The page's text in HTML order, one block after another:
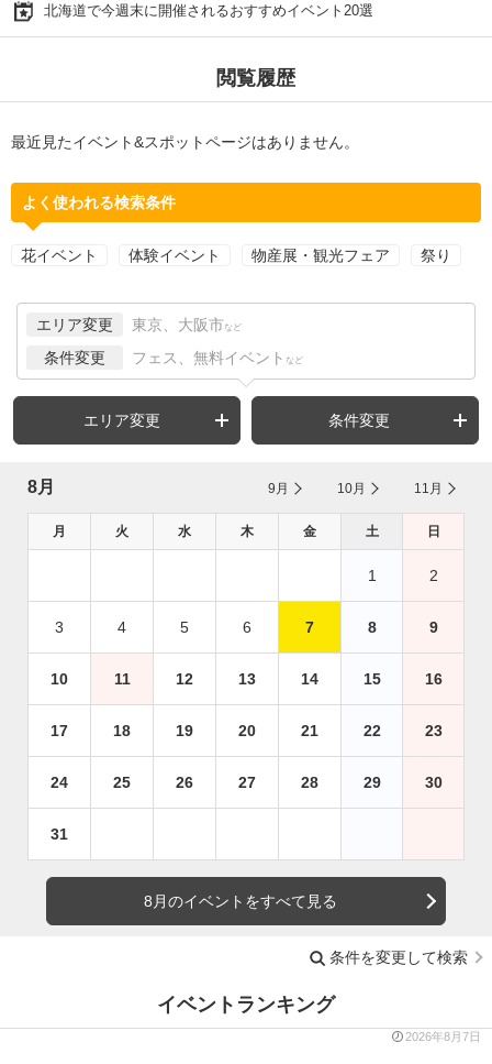
北海道で今週末に開催されるおすすめイベント20選
閲覧履歴
最近見たイベント&スポットページはありません。
よく使われる検索条件
花イベント 体験イベント 物産展・観光フェア 祭り
エリア変更 東京、大阪市 など
条件変更 フェス、無料イベント など
エリア変更 条件変更
8月 9月 10月 11月
月 火 水 木 金 土 日
1 2
3 4 5 6 7 8 9
10 11 12 13 14 15 16
17 18 19 20 21 22 23
24 25 26 27 28 29 30
31
8月のイベントをすべて見る
条件を変更して検索
イベントランキング
2026年8月7日